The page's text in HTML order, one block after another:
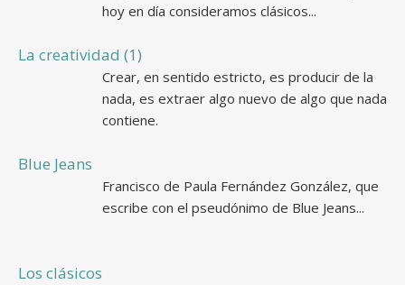
hoy en día consideramos clásicos...
La creatividad (1)
Crear, en sentido estricto, es producir de la
nada, es extraer algo nuevo de algo que nada
contiene.
Blue Jeans
Francisco de Paula Fernández González, que
escribe con el pseudónimo de Blue Jeans...
Los clásicos